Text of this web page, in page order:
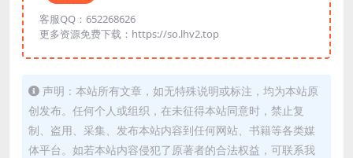
客服QQ：652268626
更多资源免费下载：https://so.lhv2.top
声明：本站所有文章，如无特殊说明或标注，均为本站原
创发布。任何个人或组织，在未征得本站同意时，禁止复
制、盗用、采集、发布本站内容到任何网站、书籍等各类媒
体平台。如若本站内容侵犯了原著者的合法权益，可联系我